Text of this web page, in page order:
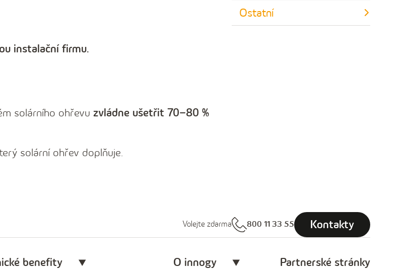
instalační firmu.
solárního ohřevu zvládne ušetřit 70–80 %
solární ohřev doplňuje.
Ostatní
Volejte zdarma 800 11 33 55 Kontakty
benefity O innogy Partnerské stránky